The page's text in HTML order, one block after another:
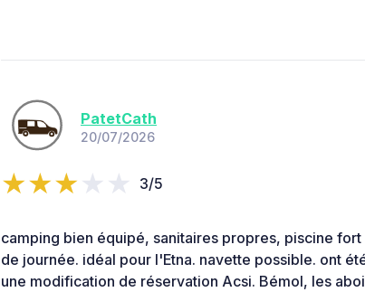
PatetCath
20/07/2026
3/5
camping bien équipé, sanitaires propres, piscine
de journée. idéal pour l'Etna. navette possible. ont
une modification de réservation Acsi. Bémol, les